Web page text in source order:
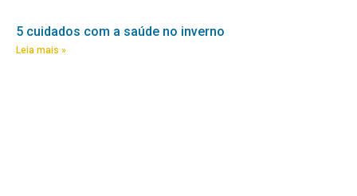
5 cuidados com a saúde no inverno
Leia mais »